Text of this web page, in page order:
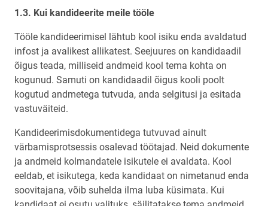
1.3. Kui kandideerite meile tööle
Tööle kandideerimisel lähtub kool isiku enda avaldatud
infost ja avalikest allikatest. Seejuures on kandidaadil
õigus teada, milliseid andmeid kool tema kohta on
kogunud. Samuti on kandidaadil õigus kooli poolt
kogutud andmetega tutvuda, anda selgitusi ja esitada
vastuväiteid.
Kandideerimisdokumentidega tutvuvad ainult
värbamisprotsessis osalevad töötajad. Neid dokumente
ja andmeid kolmandatele isikutele ei avaldata. Kool
eeldab, et isikutega, keda kandidaat on nimetanud enda
soovitajana, võib suhelda ilma luba küsimata. Kui